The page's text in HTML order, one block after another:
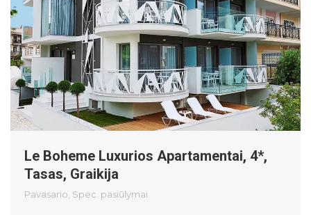
Le Boheme Luxurios Apartamentai, 4*,
Tasas, Graikija
Pavasario Spec. pasiūlymai